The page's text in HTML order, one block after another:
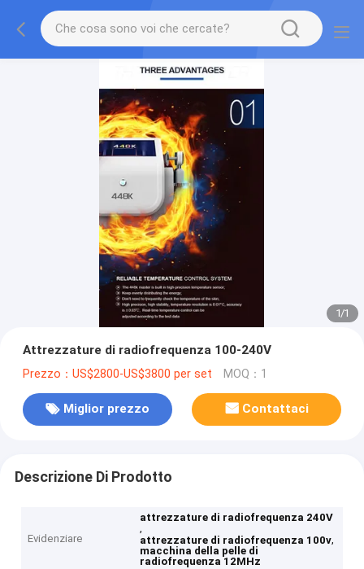
1/1
Attrezzature di radiofrequenza 100-240V
Prezzo：US$2800-US$3800 per set MOQ：1
Miglior prezzo Contattaci
Descrizione Di Prodotto
Evidenziare
attrezzature di radiofrequenza 240V
,
attrezzature di radiofrequenza 100v,
macchina della pelle di
radiofrequenza 12MHz